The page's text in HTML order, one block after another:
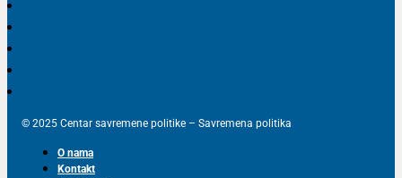
© 2025 Centar savremene politike – Savremena politika
O nama
Kontakt